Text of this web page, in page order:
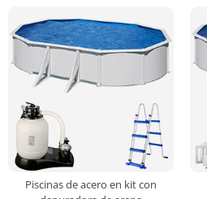
Piscinas de acero en kit con